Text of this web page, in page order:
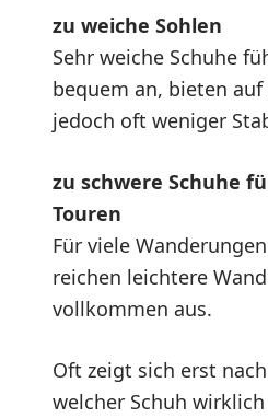
zu weiche Sohlen
Sehr weiche Schuhe
bequem an, bieten
jedoch oft weniger
zu schwere Schuhe
Touren
Für viele
reichen leichtere
vollkommen aus.
Oft zeigt sich erst
welcher Schuh